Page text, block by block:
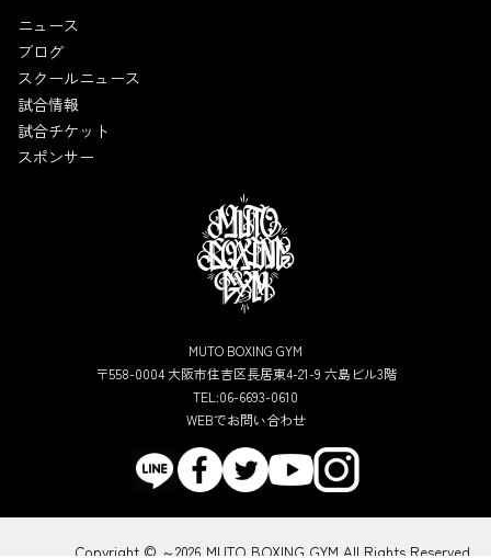
ニュース
ブログ
スクールニュース
試合情報
試合チケット
スポンサー
MUTO BOXING GYM
〒558-0004 大阪市住吉区長居東4-21-9 六島ビル3階
TEL:06-6693-0610
WEBでお問い合わせ
Copyright © ～2026 MUTO BOXING GYM All Rights Reserved.